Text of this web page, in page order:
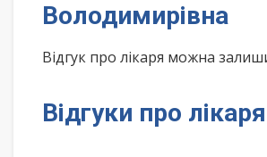
Володимирівна
Відгук про лікаря можна
Відгуки про лікаря